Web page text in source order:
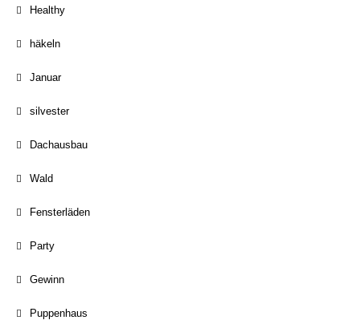
Healthy
häkeln
Januar
silvester
Dachausbau
Wald
Fensterläden
Party
Gewinn
Puppenhaus